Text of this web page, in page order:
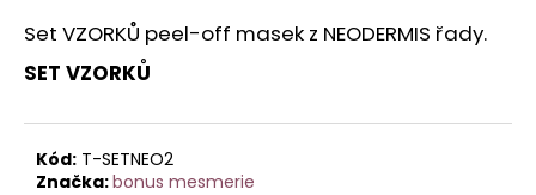
Set VZORKŮ peel-off masek z NEODERMIS řady.
SET VZORKŮ
Kód: T-SETNEO2
Značka:bonus mesmerie
HLEDAT
D
o
p